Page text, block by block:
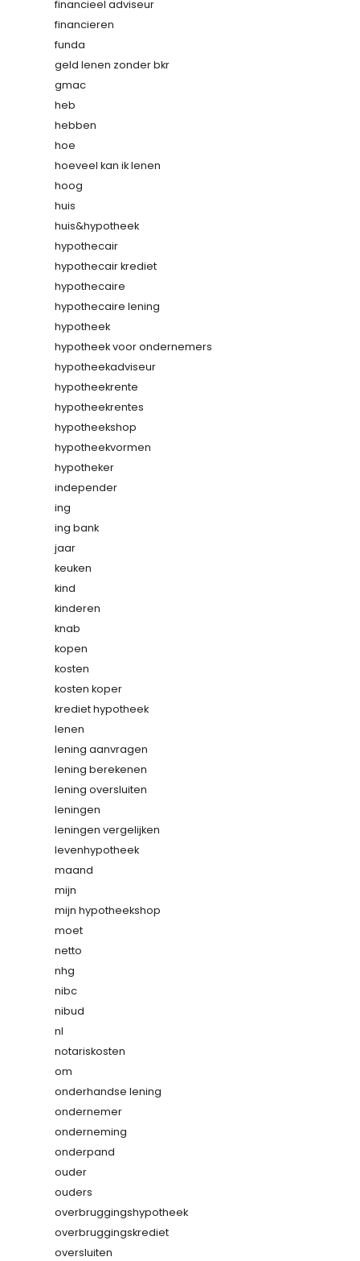
financieel adviseur
financieren
funda
geld lenen zonder bkr
gmac
heb
hebben
hoe
hoeveel kan ik lenen
hoog
huis
huis&hypotheek
hypothecair
hypothecair krediet
hypothecaire
hypothecaire lening
hypotheek
hypotheek voor ondernemers
hypotheekadviseur
hypotheekrente
hypotheekrentes
hypotheekshop
hypotheekvormen
hypotheker
independer
ing
ing bank
jaar
keuken
kind
kinderen
knab
kopen
kosten
kosten koper
krediet hypotheek
lenen
lening aanvragen
lening berekenen
lening oversluiten
leningen
leningen vergelijken
levenhypotheek
maand
mijn
mijn hypotheekshop
moet
netto
nhg
nibc
nibud
nl
notariskosten
om
onderhandse lening
ondernemer
onderneming
onderpand
ouder
ouders
overbruggingshypotheek
overbruggingskrediet
oversluiten